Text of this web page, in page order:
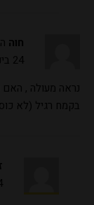
חוה
24 בינואר 2020 בשעה 11:58
בקמח רגיל (לא
24